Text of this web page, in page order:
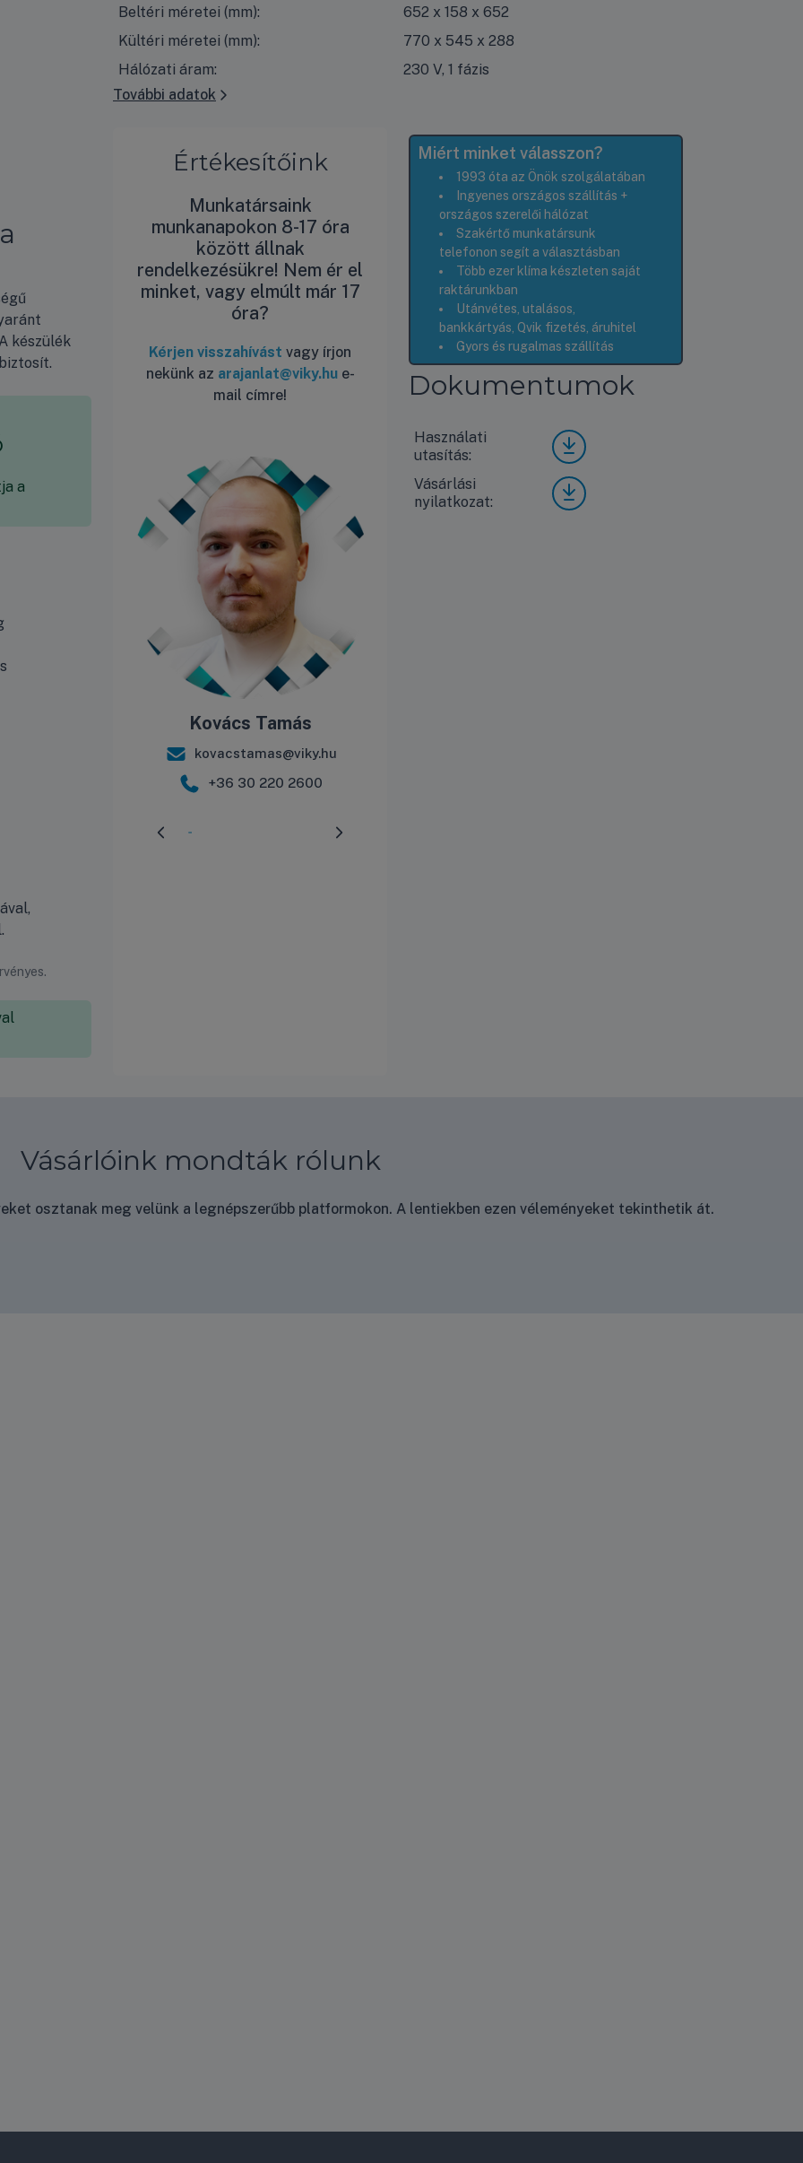
Beltéri méretei (mm):
652 x 158 x 652
Kültéri méretei (mm):
770 x 545 x 288
Hálózati áram:
230 V, 1 fázis
További adatok
Értékesítőink
Munkatársaink
munkanapokon 8-17 óra
között állnak
rendelkezésükre! Nem ér el
minket, vagy elmúlt már 17
óra?
Kérjen visszahívást vagy írjon
nekünk az arajanlat@viky.hue-
mail címre!
Kovács Tamás
kovacstamas@viky.hu
+36 30 220 2600
készülék
a
Miért minket válasszon?
1993 óta az Önök szolgálatában
Ingyenes országos szállítás +
országos szerelői hálózat
Szakértő munkatársunk
telefonon segít a választásban
Több ezer klíma készleten saját
raktárunkban
Utánvétes, utalásos,
bankkártyás, Qvik fizetés, áruhitel
Gyors és rugalmas szállítás
Dokumentumok
Használati
utasítás:
LG
Art
Cool
Galle
ry
Vásárlási
nyilatkozat:
Vásá
rlási
Vásárlóink mondták rólunk
osztanak meg velünk a legnépszerűbb platformokon. A lentiekben ezen véleményeket tekinthetik át.